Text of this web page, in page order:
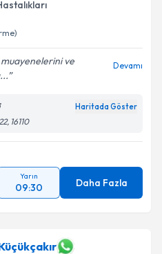
ve
Devamı
Haritada Göster
16110
Yarın
09:30 Daha Fazla